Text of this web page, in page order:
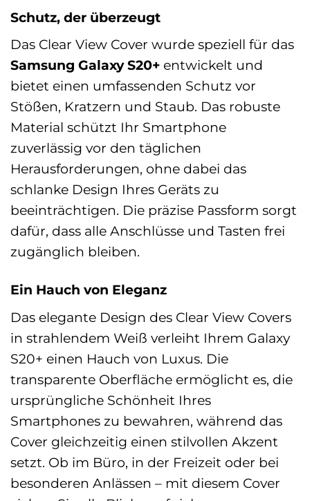
Schutz, der überzeugt
Das Clear View Cover wurde speziell für das
Samsung Galaxy S20+ entwickelt und
bietet einen umfassenden Schutz vor
Stößen, Kratzern und Staub. Das robuste
Material schützt Ihr Smartphone
zuverlässig vor den täglichen
Herausforderungen, ohne dabei das
schlanke Design Ihres Geräts zu
beeinträchtigen. Die präzise Passform sorgt
dafür, dass alle Anschlüsse und Tasten frei
zugänglich bleiben.
Ein Hauch von Eleganz
Das elegante Design des Clear View Covers
in strahlendem Weiß verleiht Ihrem Galaxy
S20+ einen Hauch von Luxus. Die
transparente Oberfläche ermöglicht es, die
ursprüngliche Schönheit Ihres
Smartphones zu bewahren, während das
Cover gleichzeitig einen stilvollen Akzent
setzt. Ob im Büro, in der Freizeit oder bei
besonderen Anlässen – mit diesem Cover